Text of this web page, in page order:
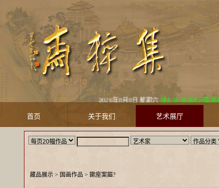
2026年8月8日 星期六 晚上好! 欢迎访问集粹斋
首页 关于我们 艺术展厅
藏品展示 > 国画作品 > 鏉庢案鏂?